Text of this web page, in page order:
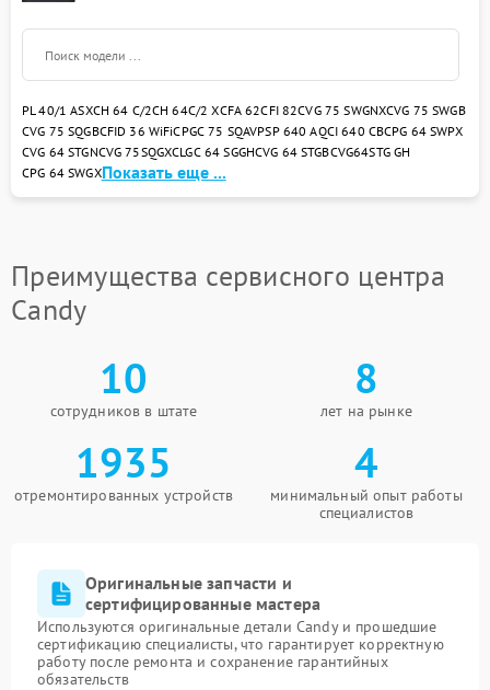
PL 40/1 ASXCH 64 C/2CH 64C/2 XCFA 62CFI 82CVG 75 SWGNXCVG 75 SWGB
CVG 75 SQGBCFID 36 WiFiCPGC 75 SQAVPSP 640 AQCI 640 CBCPG 64 SWPX
CVG 64 STGNCVG 75SQGXCLGC 64 SGGHCVG 64 STGBCVG64STG GH
CPG 64 SWGXПоказать еще ...
Преимущества сервисного центра
Candy
10
сотрудников в штате
8
лет на рынке
1935
отремонтированных устройств
4
минимальный опыт работы
специалистов
Оригинальные запчасти и
сертифицированные мастера
Используются оригинальные детали Candy и прошедшие
сертификацию специалисты, что гарантирует корректную
работу после ремонта и сохранение гарантийных
обязательств